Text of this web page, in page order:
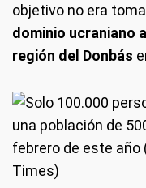
objetivo no era
dominio ucraniano
región del Donbás